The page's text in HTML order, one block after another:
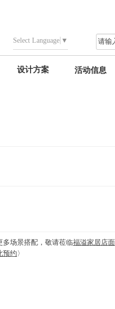
Select Language ▼
设计方案 活动信息
多场景搭配，敬请莅临福溢家居店面
预约 〉